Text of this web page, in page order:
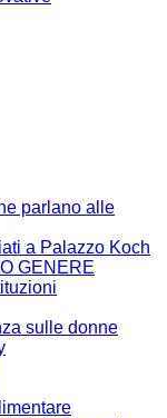
parlano alle
a Palazzo Koch
GENERE
sulle donne